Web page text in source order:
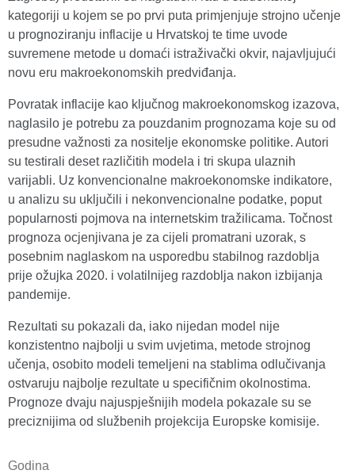
kategoriji u kojem se po prvi puta primjenjuje strojno učenje
u prognoziranju inflacije u Hrvatskoj te time uvode
suvremene metode u domaći istraživački okvir, najavljujući
novu eru makroekonomskih predviđanja.
Povratak inflacije kao ključnog makroekonomskog izazova,
naglasilo je potrebu za pouzdanim prognozama koje su od
presudne važnosti za nositelje ekonomske politike. Autori
su testirali deset različitih modela i tri skupa ulaznih
varijabli. Uz konvencionalne makroekonomske indikatore,
u analizu su uključili i nekonvencionalne podatke, poput
popularnosti pojmova na internetskim tražilicama. Točnost
prognoza ocjenjivana je za cijeli promatrani uzorak, s
posebnim naglaskom na usporedbu stabilnog razdoblja
prije ožujka 2020. i volatilnijeg razdoblja nakon izbijanja
pandemije.
Rezultati su pokazali da, iako nijedan model nije
konzistentno najbolji u svim uvjetima, metode strojnog
učenja, osobito modeli temeljeni na stablima odlučivanja
ostvaruju najbolje rezultate u specifičnim okolnostima.
Prognoze dvaju najuspješnijih modela pokazale su se
preciznijima od službenih projekcija Europske komisije.
Godina